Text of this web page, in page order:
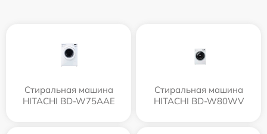
Стиральная машина
HITACHI BD-W75AAE
Стиральная машина
HITACHI BD-W80WV